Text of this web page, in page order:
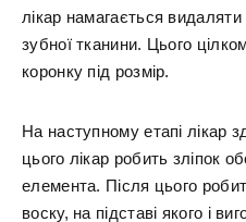
лікар намагається
зубної тканини. Цього
коронку під розмір.
На наступному етапі лікар
цього лікар робить зліпок
елемента. Після цього
воску, на підставі якого і